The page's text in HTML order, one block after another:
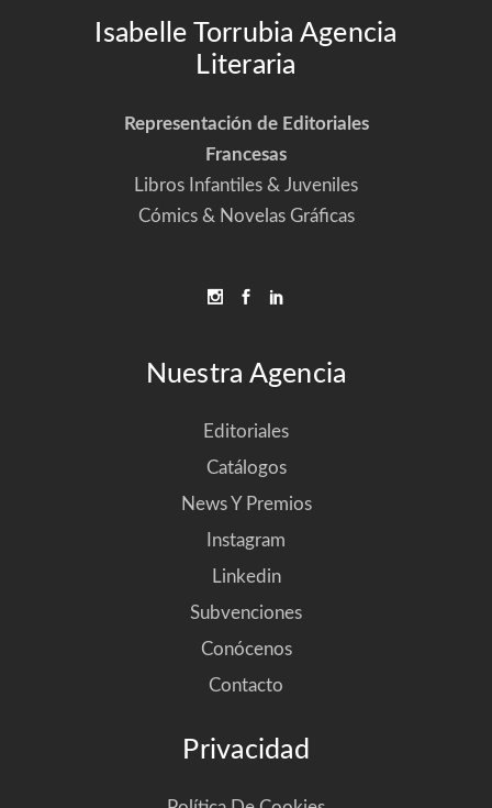
Isabelle Torrubia Agencia
Literaria
Representación de Editoriales
Francesas
Libros Infantiles & Juveniles
Cómics & Novelas Gráficas
Nuestra Agencia
Editoriales
Catálogos
News Y Premios
Instagram
Linkedin
Subvenciones
Conócenos
Contacto
Privacidad